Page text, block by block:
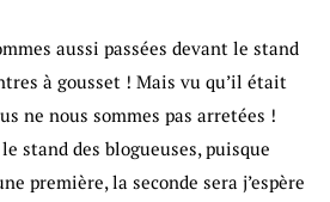
aussi passées devant le stand
à gousset ! Mais vu qu’il était
ne nous sommes pas arretées !
stand des blogueuses, puisque
première, la seconde sera j’espère